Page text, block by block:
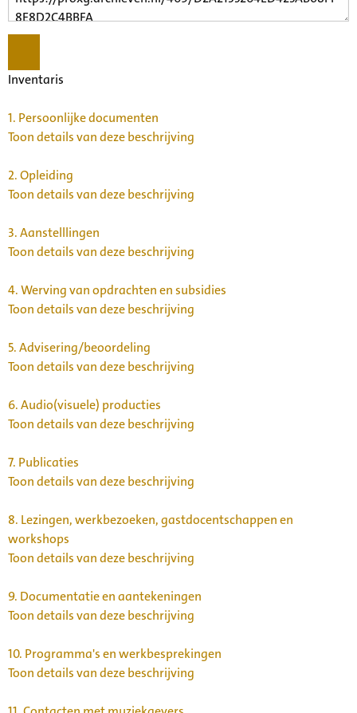
Inventaris
1. Persoonlijke documenten
Toon details van deze beschrijving
2.Opleiding
Toon details van deze beschrijving
3.Aanstelllingen
Toon details van deze beschrijving
4.Werving van opdrachten en subsidies
Toon details van deze beschrijving
5.Advisering/beoordeling
Toon details van deze beschrijving
6.Audio(visuele) producties
Toon details van deze beschrijving
7. Publicaties
Toon details van deze beschrijving
8. Lezingen, werkbezoeken, gastdocentschappen en
workshops
Toon details van deze beschrijving
9. Documentatie en aantekeningen
Toon details van deze beschrijving
10. Programma's en werkbesprekingen
Toon details van deze beschrijving